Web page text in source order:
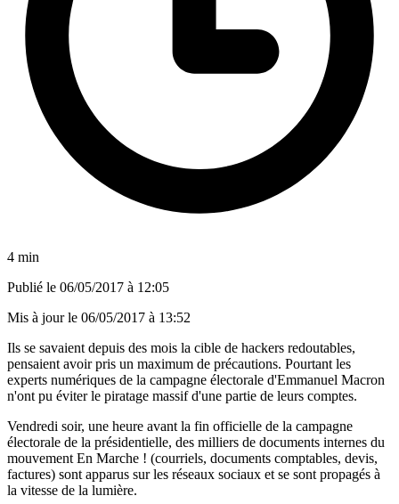
4 min
Publié le 06/05/2017 à 12:05
Mis à jour le 06/05/2017 à 13:52
Ils se savaient depuis des mois la cible de hackers redoutables,
pensaient avoir pris un maximum de précautions. Pourtant les
experts numériques de la campagne électorale d'Emmanuel Macron
n'ont pu éviter le piratage massif d'une partie de leurs comptes.
Vendredi soir, une heure avant la fin officielle de la campagne
électorale de la présidentielle, des milliers de documents internes du
mouvement En Marche ! (courriels, documents comptables, devis,
factures) sont apparus sur les réseaux sociaux et se sont propagés à
la vitesse de la lumière.